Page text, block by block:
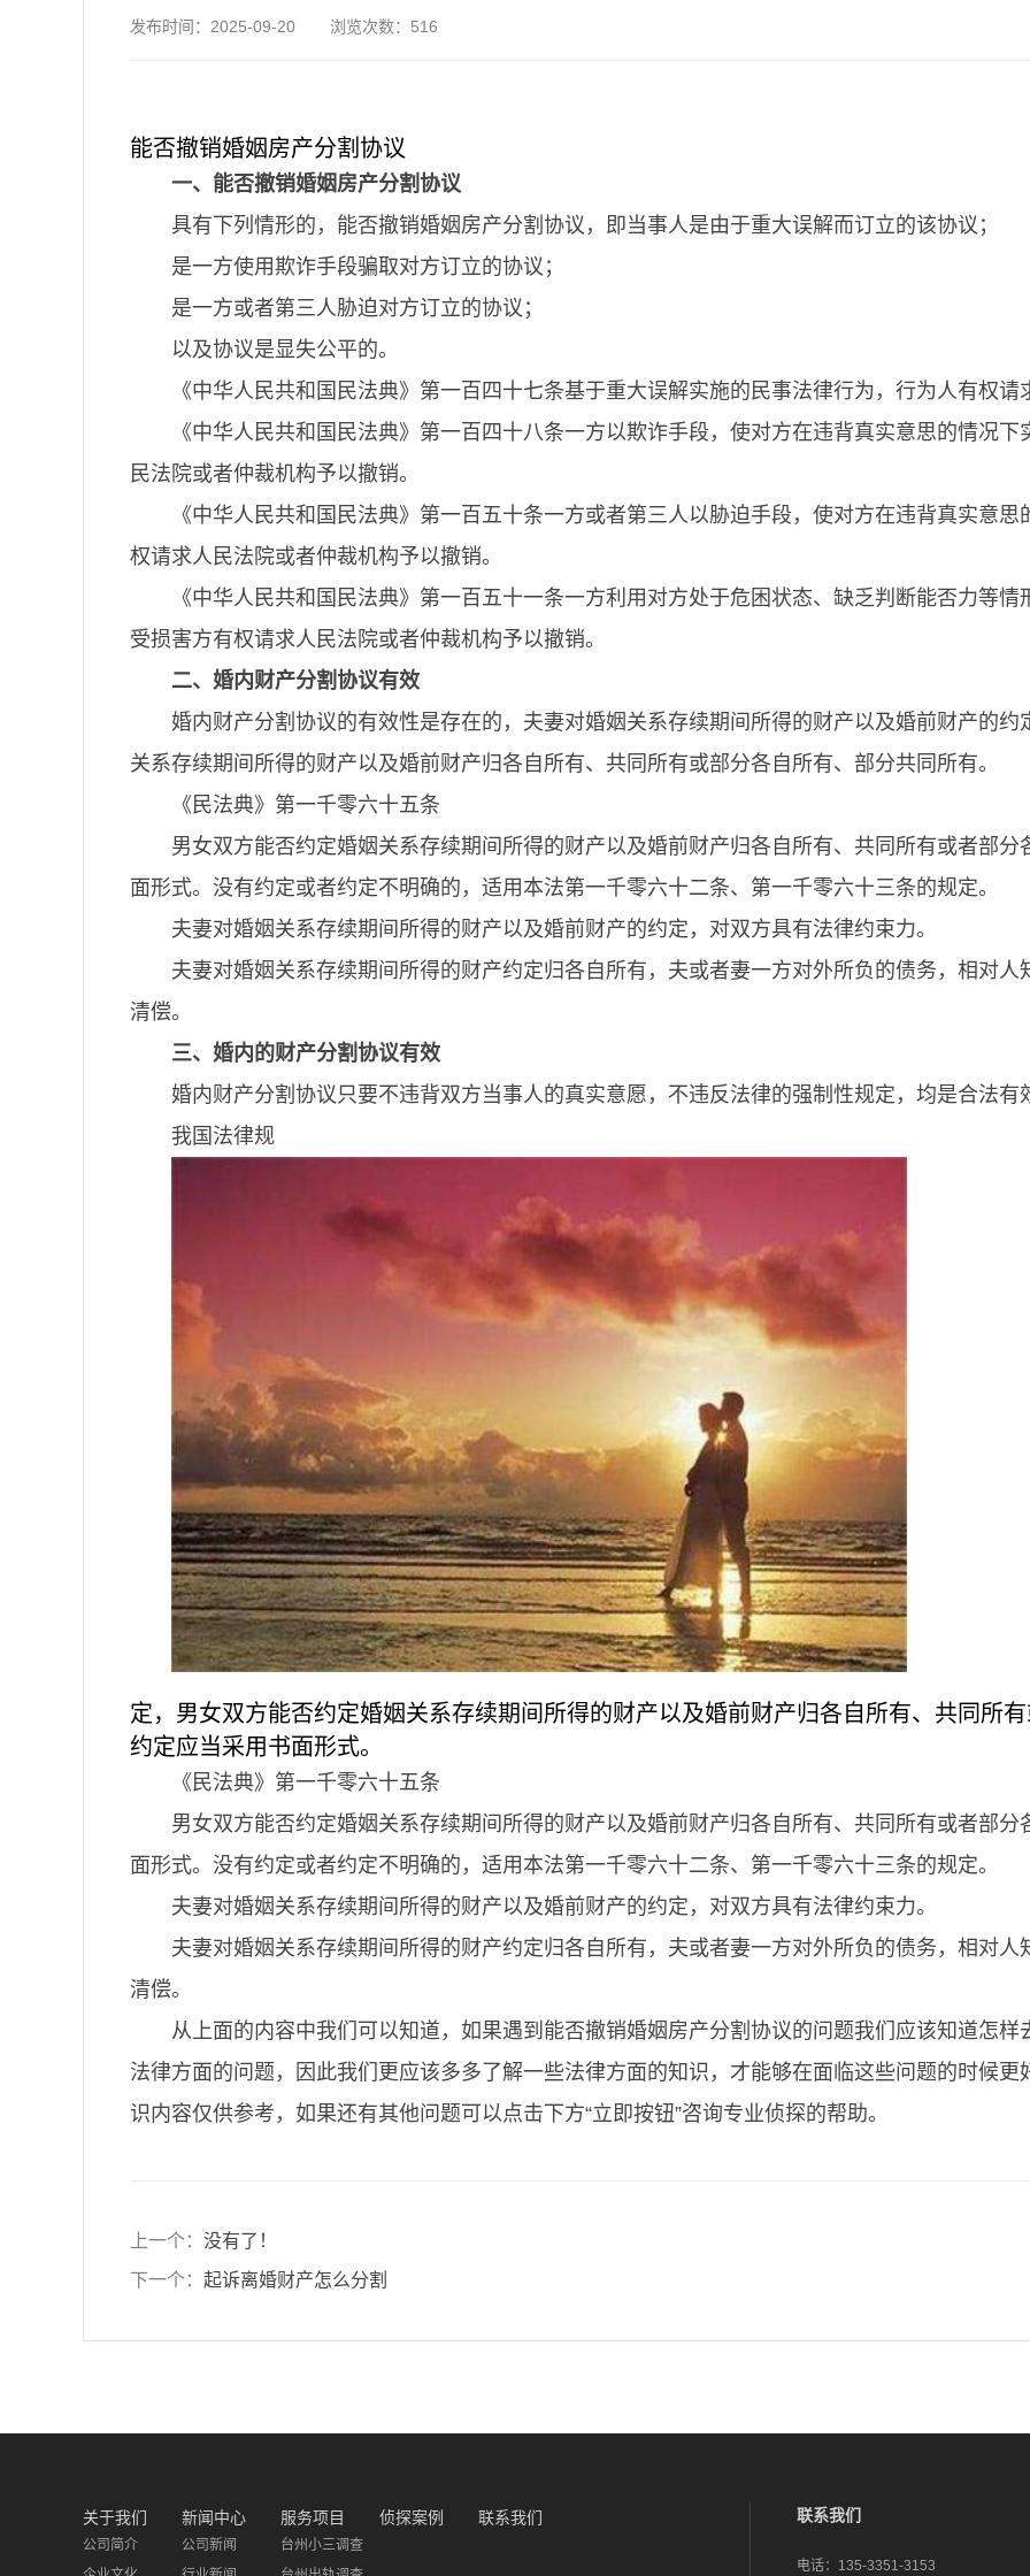
发布时间： 2025-09-20 浏览次数： 516
能否撤销婚姻房产分割协议
一、能否撤销婚姻房产分割协议
具有下列情形的，能否撤销婚姻房产分割协议，即当事人是由于重大误解而订立的该协议；
是一方使用欺诈手段骗取对方订立的协议；
是一方或者第三人胁迫对方订立的协议；
以及协议是显失公平的。
《中华人民共和国民法典》第一百四十七条基于重大误解实施的民事法律行为，行为人有权
《中华人民共和国民法典》第一百四十八条一方以欺诈手段，使对方在违背真实意思的情况
民法院或者仲裁机构予以撤销。
《中华人民共和国民法典》第一百五十条一方或者第三人以胁迫手段，使对方在违背真实意
权请求人民法院或者仲裁机构予以撤销。
《中华人民共和国民法典》第一百五十一条一方利用对方处于危困状态、缺乏判断能否力等
受损害方有权请求人民法院或者仲裁机构予以撤销。
二、婚内财产分割协议有效
婚内财产分割协议的有效性是存在的，夫妻对婚姻关系存续期间所得的财产以及婚前财产的
关系存续期间所得的财产以及婚前财产归各自所有、共同所有或部分各自所有、部分共同所有。
《民法典》第一千零六十五条
男女双方能否约定婚姻关系存续期间所得的财产以及婚前财产归各自所有、共同所有或者部
面形式。没有约定或者约定不明确的，适用本法第一千零六十二条、第一千零六十三条的规定。
夫妻对婚姻关系存续期间所得的财产以及婚前财产的约定，对双方具有法律约束力。
夫妻对婚姻关系存续期间所得的财产约定归各自所有，夫或者妻一方对外所负的债务，相对
清偿。
三、婚内的财产分割协议有效
婚内财产分割协议只要不违背双方当事人的真实意愿，不违反法律的强制性规定，均是合法有
我国法律规
定，男女双方能否约定婚姻关系存续期间所得的财产以及婚前财产归各自所有、共同所
约定应当采用书面形式。
《民法典》第一千零六十五条
男女双方能否约定婚姻关系存续期间所得的财产以及婚前财产归各自所有、共同所有或者部
面形式。没有约定或者约定不明确的，适用本法第一千零六十二条、第一千零六十三条的规定。
夫妻对婚姻关系存续期间所得的财产以及婚前财产的约定，对双方具有法律约束力。
夫妻对婚姻关系存续期间所得的财产约定归各自所有，夫或者妻一方对外所负的债务，相对
清偿。
从上面的内容中我们可以知道，如果遇到能否撤销婚姻房产分割协议的问题我们应该知道怎
法律方面的问题，因此我们更应该多多了解一些法律方面的知识，才能够在面临这些问题的时候
识内容仅供参考，如果还有其他问题可以点击下方“立即按钮”咨询专业侦探的帮助。
上一个： 没有了！
下一个： 起诉离婚财产怎么分割
关于我们
公司简介
新闻中心
公司新闻
服务项目
台州小三调查
侦探案例 联系我们 联系我们
电话： 135-3351-3153